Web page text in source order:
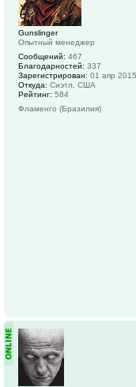
Gunslinger
Опытный менеджер
Сообщений: 467
Благодарностей: 337
Зарегистрирован: 01 апр
Откуда: Сиэтл, США
Рейтинг: 584
Фламенго (Бразилия)